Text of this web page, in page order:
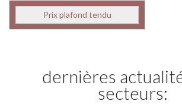
Prix plafond tendu
dernières
secteurs: